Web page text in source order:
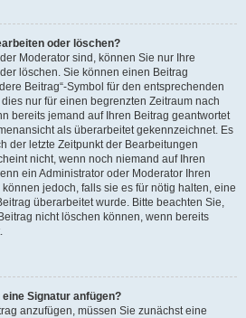
oder löschen?
Moderator sind, können Sie nur Ihre
löschen. Sie können einen Beitrag
Beitrag“-Symbol für den entsprechenden
nur für einen begrenzten Zeitraum nach
bereits jemand auf Ihren Beitrag geantwortet
als überarbeitet gekennzeichnet. Es
der letzte Zeitpunkt der Bearbeitungen
nicht, wenn noch niemand auf Ihren
ein Administrator oder Moderator Ihren
jedoch, falls sie es für nötig halten, eine
überarbeitet wurde. Bitte beachten Sie,
nicht löschen können, wenn bereits
Signatur anfügen?
anzufügen, müssen Sie zunächst eine